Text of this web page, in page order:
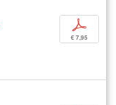
p
€ 7,95